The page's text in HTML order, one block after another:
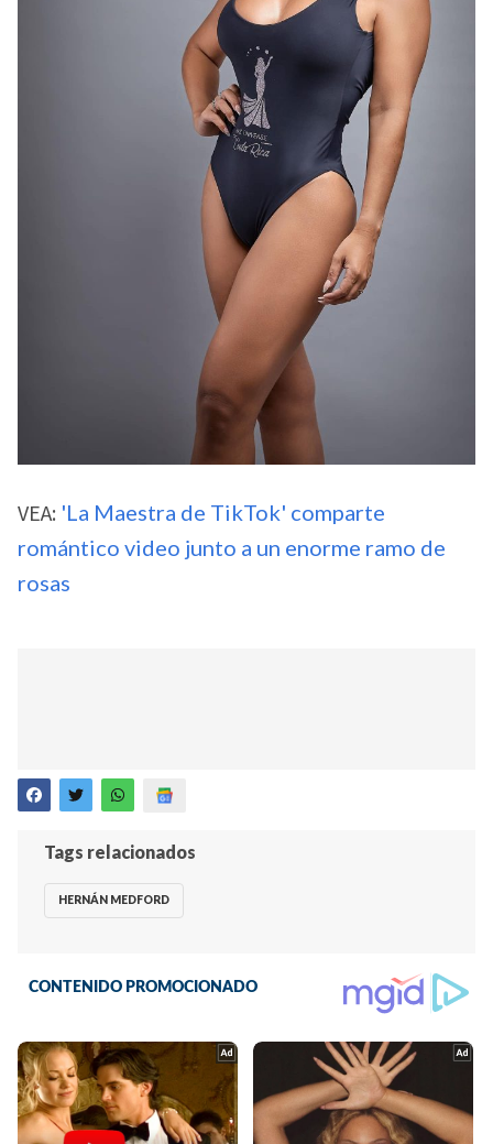
VEA: 'La Maestra de TikTok' comparte
romántico video junto a un enorme ramo de
rosas
Tags relacionados
HERNÁN MEDFORD